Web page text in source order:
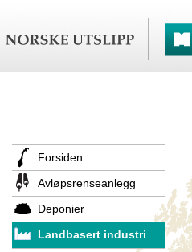
Forsiden
Avløpsrenseanlegg
Deponier
Landbasert industri